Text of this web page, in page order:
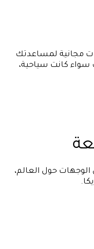
مجانية لمساعدتك
سواء كانت سياحية،
حول العالم،